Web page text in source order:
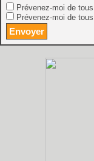
Prévenez-moi de
Prévenez-moi de